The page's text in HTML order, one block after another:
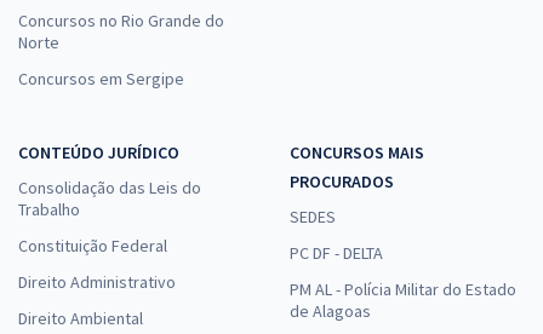
Concursos no Rio Grande do
Norte
Concursos em Sergipe
CONTEÚDO JURÍDICO
Consolidação das Leis do
Trabalho
Constituição Federal
Direito Administrativo
Direito Ambiental
CONCURSOS MAIS
PROCURADOS
SEDES
PC DF - DELTA
PM AL - Polícia Militar do Estado
de Alagoas